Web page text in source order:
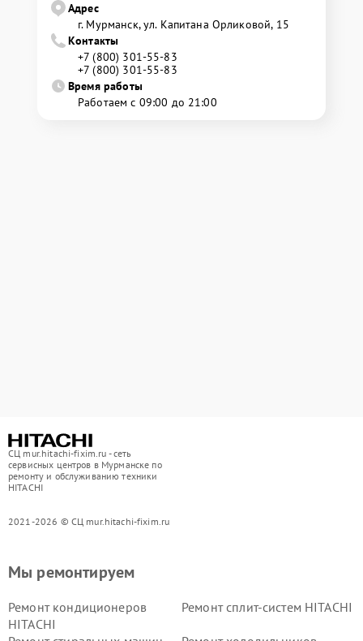
Адрес
г. Мурманск, ул. Капитана Орликовой, 15
Контакты
+7 (800) 301-55-83
+7 (800) 301-55-83
Время работы
Работаем с 09:00 до 21:00
СЦ mur.hitachi-fixim.ru - сеть
сервисных центров в Мурманске по
ремонту и обслуживанию техники
HITACHI
2021-2026 © СЦ mur.hitachi-fixim.ru
Мы ремонтируем
Ремонт кондиционеров
HITACHI
Ремонт сплит-систем HITACHI